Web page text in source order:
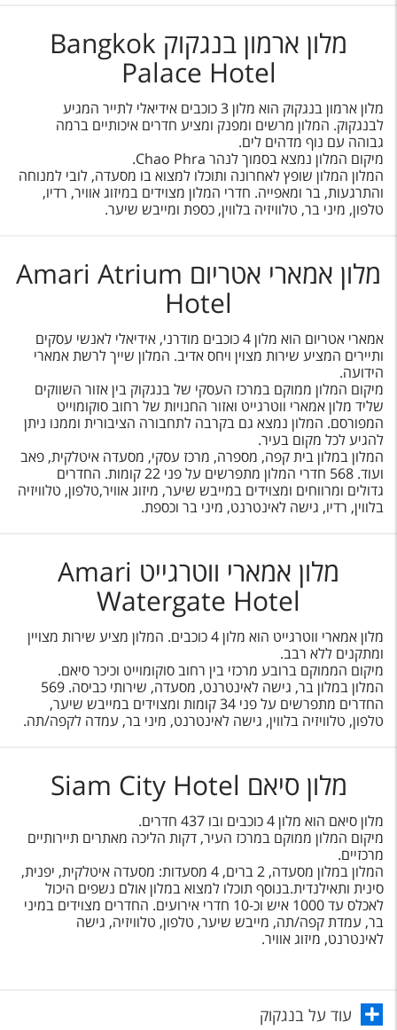
מלון ארמון בנגקוק Bangkok
Palace Hotel
מלון ארמון בנגקוק הוא מלון 3 כוכבים אידיאלי לתייר המגיע
לבנגקוק. המלון מרשים ומפנק ומציע חדרים איכותיים ברמה
גבוהה עם נוף מדהים לים.
מיקום המלון נמצא בסמוך לנהר Chao Phra.
המלון המלון שופץ לאחרונה ותוכלו למצוא בו מסעדה, לובי למנוחה
והתרגעות, בר ומאפייה. חדרי המלון מצוידים במיזוג אוויר, רדיו,
טלפון, מיני בר, טלוויזיה בלווין, כספת ומייבש שיער.
מלון אמארי אטריום Amari Atrium
Hotel
אמארי אטריום הוא מלון 4 כוכבים מודרני, אידיאלי לאנשי עסקים
ותיירים המציע שירות מצוין ויחס אדיב. המלון שייך לרשת אמארי
הידועה.
מיקום המלון ממוקם במרכז העסקי של בנגקוק בין אזור השווקים
שליד מלון אמארי ווטרגייט ואזור החנויות של רחוב סוקומוייט
המפורסם. המלון נמצא גם בקרבה לתחבורה הציבורית וממנו ניתן
להגיע לכל מקום בעיר.
המלון במלון בית קפה, מספרה, מרכז עסקי, מסעדה איטלקית, פאב
ועוד. 568 חדרי המלון מתפרשים על פני 22 קומות. החדרים
גדולים ומרווחים ומצוידים במייבש שיער, מיזוג אוויר,טלפון, טלוויזיה
בלווין, רדיו, גישה לאינטרנט, מיני בר וכספת.
מלון אמארי ווטרגייט Amari
Watergate Hotel
מלון אמארי ווטרגייט הוא מלון 4 כוכבים. המלון מציע שירות מצויין
ומתקנים ללא רבב.
מיקום הממוקם ברובע מרכזי בין רחוב סוקומוייט וכיכר סיאם.
המלון במלון בר, גישה לאינטרנט, מסעדה, שירותי כביסה. 569
החדרים מתפרשים על פני 34 קומות ומצוידים במייבש שיער,
טלפון, טלוויזיה בלווין, גישה לאינטרנט, מיני בר, עמדה לקפה/תה.
מלון סיאם Siam City Hotel
מלון סיאם הוא מלון 4 כוכבים ובו 437 חדרים.
מיקום המלון ממוקם במרכז העיר, דקות הליכה מאתרים תיירותיים
מרכזיים.
המלון במלון מסעדה, 2 ברים, 4 מסעדות: מסעדה איטלקית, יפנית,
סינית ותאילנדית.בנוסף תוכלו למצוא במלון אולם נשפים היכול
לאכלס עד 1000 איש וכ-10 חדרי אירועים. החדרים מצוידים במיני
בר, עמדת קפה/תה, מייבש שיער, טלפון, טלוויזיה, גישה
לאינטרנט, מיזוג אוויר.
עוד על בנגקוק